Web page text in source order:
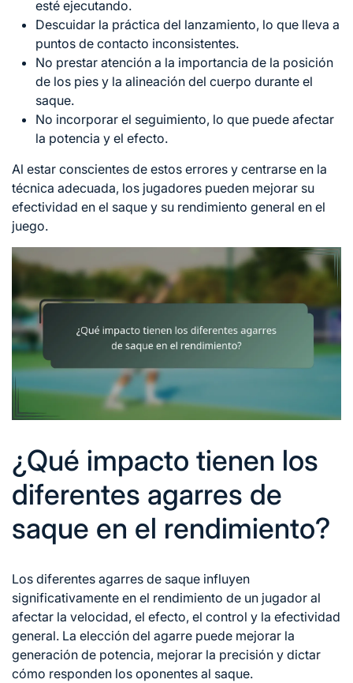
esté ejecutando.
Descuidar la práctica del lanzamiento, lo que lleva a
puntos de contacto inconsistentes.
No prestar atención a la importancia de la posición
de los pies y la alineación del cuerpo durante el
saque.
No incorporar el seguimiento, lo que puede afectar
la potencia y el efecto.
Al estar conscientes de estos errores y centrarse en la
técnica adecuada, los jugadores pueden mejorar su
efectividad en el saque y su rendimiento general en el
juego.
¿Qué impacto tienen los
diferentes agarres de
saque en el rendimiento?
Los diferentes agarres de saque influyen
significativamente en el rendimiento de un jugador al
afectar la velocidad, el efecto, el control y la efectividad
general. La elección del agarre puede mejorar la
generación de potencia, mejorar la precisión y dictar
cómo responden los oponentes al saque.